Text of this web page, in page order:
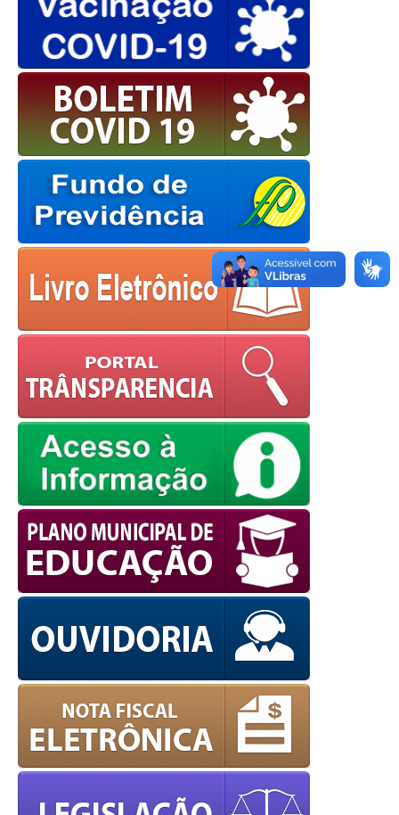
OK
European Commission |
Cookies Policy
powered by WPCookiePro